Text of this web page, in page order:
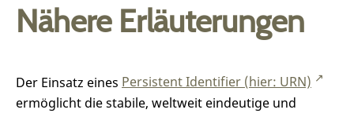
Nähere Erläuterungen
Der Einsatz eines Persistent Identifier (hier: URN)
ermöglicht die stabile, weltweit eindeutige und